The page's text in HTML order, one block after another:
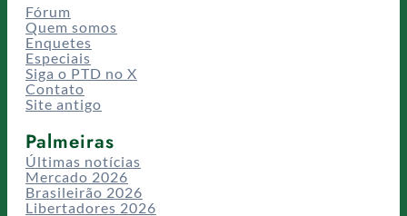
Fórum
Quem somos
Enquetes
Especiais
Siga o PTD no X
Contato
Site antigo
Palmeiras
Últimas notícias
Mercado 2026
Brasileirão 2026
Libertadores 2026